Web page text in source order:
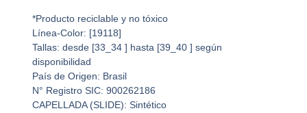
*Producto reciclable y no tóxico
Línea-Color: [19118]
Tallas: desde [33_34 ] hasta [39_40 ] según
disponibilidad
País de Origen: Brasil
N° Registro SIC: 900262186
CAPELLADA (SLIDE): Sintético